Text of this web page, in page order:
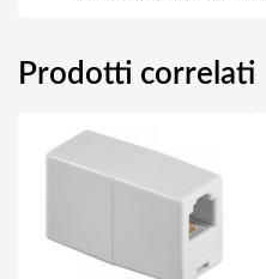
Prodotti correlati